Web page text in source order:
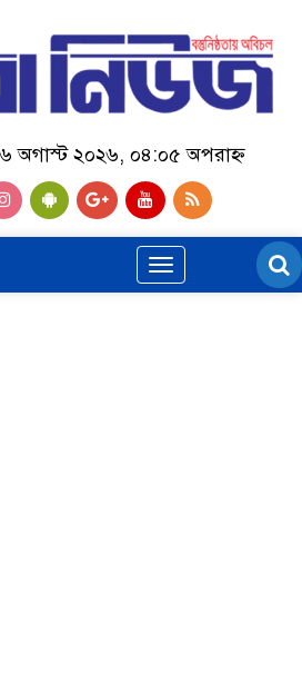
অগাস্ট ২০২৬, ০৪:০৫ অপরাহ্ন
Toggle
navigation